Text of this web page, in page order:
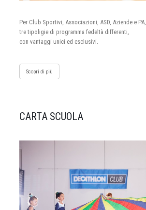
Per Club Sportivi, Associazioni, ASD, Aziende e PA,
tre tipoligie di programma fedeltà differenti,
con vantaggi unici ed esclusivi.
Scopri di più
CARTA SCUOLA